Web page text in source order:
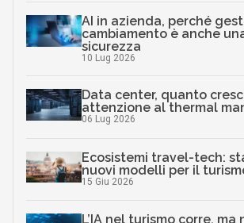
AI in azienda, perché
cambiamento è anche
sicurezza
10 Lug 2026
Data center, quanto
attenzione al thermal
06 Lug 2026
Ecosistemi travel-tech:
nuovi modelli per il
15 Giu 2026
L’IA nel turismo corre,